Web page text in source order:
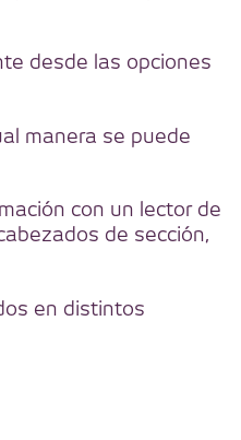
desde las opciones
manera se puede
con un lector de
de sección,
en distintos